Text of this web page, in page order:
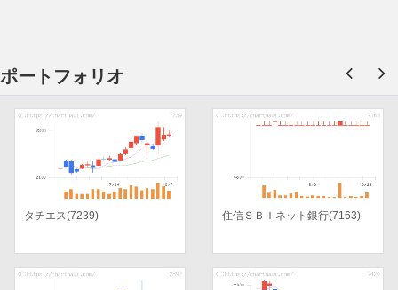
ポートフォリオ
タチエス(7239) 住信ＳＢＩネット銀行(7163)